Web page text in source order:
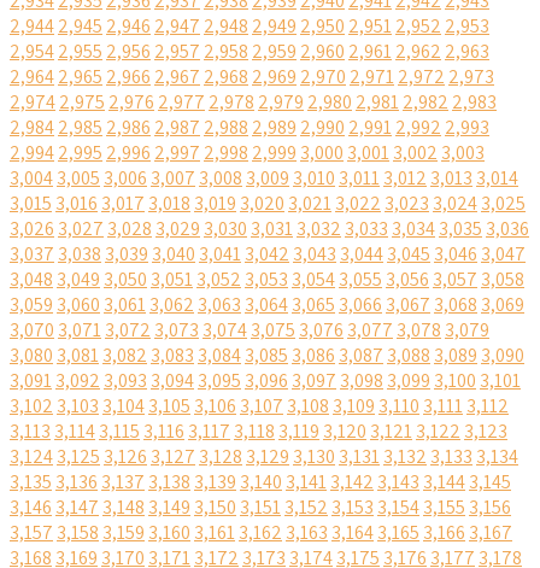
2,9442,945 2,946 2,947 2,948 2,949 2,950 2,9512,952 2,953
2,9542,955 2,956 2,957 2,958 2,959 2,960 2,9612,962 2,963
2,9642,965 2,966 2,967 2,968 2,969 2,970 2,9712,972 2,973
2,9742,975 2,976 2,977 2,978 2,979 2,980 2,9812,982 2,983
2,9842,985 2,986 2,987 2,988 2,989 2,990 2,9912,992 2,993
2,9942,995 2,996 2,997 2,998 2,999 3,000 3,0013,002 3,003
3,0043,005 3,006 3,007 3,008 3,009 3,010 3,0113,012 3,013 3,014
3,015 3,016 3,017 3,018 3,019 3,020 3,0213,022 3,023 3,0243,025
3,026 3,027 3,028 3,029 3,030 3,0313,032 3,033 3,0343,035 3,036
3,037 3,038 3,039 3,040 3,0413,042 3,043 3,0443,045 3,046 3,047
3,048 3,049 3,050 3,0513,052 3,053 3,0543,055 3,056 3,057 3,058
3,059 3,060 3,0613,062 3,063 3,0643,065 3,066 3,067 3,068 3,069
3,070 3,0713,072 3,073 3,0743,075 3,076 3,077 3,078 3,079
3,080 3,0813,082 3,083 3,0843,085 3,086 3,087 3,088 3,089 3,090
3,0913,092 3,093 3,0943,095 3,096 3,097 3,098 3,099 3,100 3,101
3,102 3,103 3,1043,105 3,106 3,107 3,108 3,109 3,110 3,1113,112
3,113 3,1143,115 3,116 3,117 3,118 3,119 3,120 3,1213,122 3,123
3,1243,125 3,126 3,127 3,128 3,129 3,130 3,1313,132 3,133 3,134
3,135 3,136 3,137 3,138 3,139 3,140 3,1413,142 3,143 3,1443,145
3,146 3,147 3,148 3,149 3,150 3,1513,152 3,153 3,1543,155 3,156
3,157 3,158 3,159 3,160 3,1613,162 3,163 3,1643,165 3,166 3,167
3,168 3,169 3,170 3,1713,172 3,173 3,1743,175 3,176 3,177 3,178